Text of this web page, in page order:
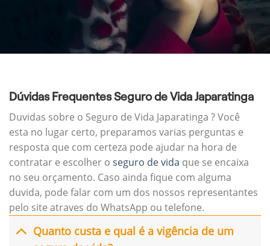
Dúvidas Frequentes Seguro de Vida Japaratinga
Duvidas sobre o Seguro de Vida Japaratinga ? Você
esta no lugar certo, preparamos varias perguntas e
resposta que com certeza pode ajudar na hora de
contratar e escolher o seguro de vida que se encaixa
no seu orçamento. Caso ainda fique com alguma
duvida, pode falar com um dos nossos representantes
pelo site atraves do WhatsApp ou telefone.
Quanto custa e qual é a vigência de um